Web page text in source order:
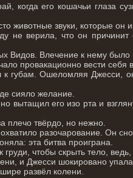
когда его кошачьи глаза
животные звуки, которые он
не верила, что он
Видов. Влечение к нему было
провакационно вести себя
губам. Ошеломляя Джесси,
сияло желание.
вытащил его изо рта и
плечо твёрдо, но нежно.
разочарование. Он
эта битва проиграна.
чтобы скрыть тело,
и Джесси шокировано
развёл колени.